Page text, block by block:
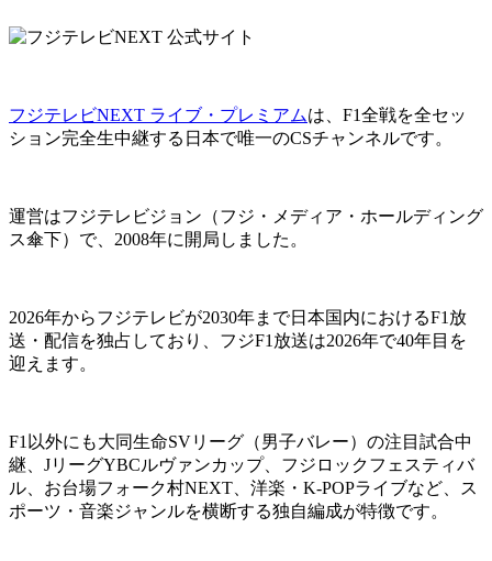
フジテレビNEXT ライブ・プレミアムは、 F1全戦を全セッ
ション完全生中継する日本で唯一のCSチャンネルです。
運営はフジテレビジョン（フジ・メディア・ホールディング
ス傘下）で、2008年に開局しました。
2026年からフジテレビが2030年まで日本国内におけるF1放
送・配信を独占しており、フジF1放送は2026年で40年目を
迎えます。
F1以外にも大同生命SVリーグ（男子バレー）の注目試合中
継、JリーグYBCルヴァンカップ、フジロックフェスティバ
ル、お台場フォーク村NEXT、洋楽・K-POPライブなど、ス
ポーツ・音楽ジャンルを横断する独自編成が特徴です。